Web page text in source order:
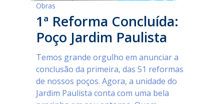
Obras
1ª Reforma Concluída:
Poço Jardim Paulista
Temos grande orgulho em anunciar a
conclusão da primeira, das 51 reformas
de nossos poços. Agora, a unidade do
Jardim Paulista conta com uma bela